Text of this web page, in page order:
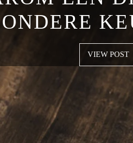
VIEW POST